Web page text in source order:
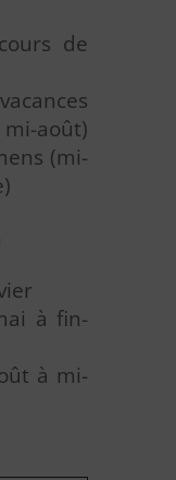
de
août)
(mi-
à fin-
à mi-